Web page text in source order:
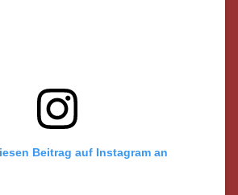
Beitrag auf Instagram an